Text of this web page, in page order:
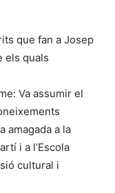
que fan a Josep
els quals
Va assumir el
amagada a la
i a l’Escola
cultural i